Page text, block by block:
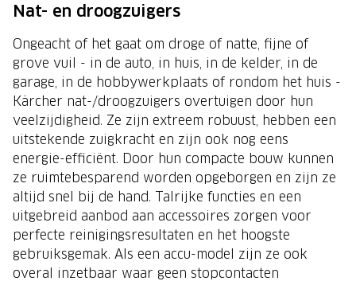
Nat- en droogzuigers
Ongeacht of het gaat om droge of natte, fijne of
grove vuil - in de auto, in huis, in de kelder, in de
garage, in de hobbywerkplaats of rondom het huis -
Kärcher nat-/droogzuigers overtuigen door hun
veelzijdigheid. Ze zijn extreem robuust, hebben een
uitstekende zuigkracht en zijn ook nog eens
energie-efficiënt. Door hun compacte bouw kunnen
ze ruimtebesparend worden opgeborgen en zijn ze
altijd snel bij de hand. Talrijke functies en een
uitgebreid aanbod aan accessoires zorgen voor
perfecte reinigingsresultaten en het hoogste
gebruiksgemak. Als een accu-model zijn ze ook
overal inzetbaar waar geen stopcontacten